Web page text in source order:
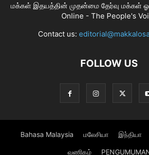
மக்கள் இதயத்தின் முதன்மை தேர்வு மக்கள்
Online - The People's
Contact us:
FOLLOW US
Bahasa Malaysia மலேசியா இந்தியா
வணிகம்